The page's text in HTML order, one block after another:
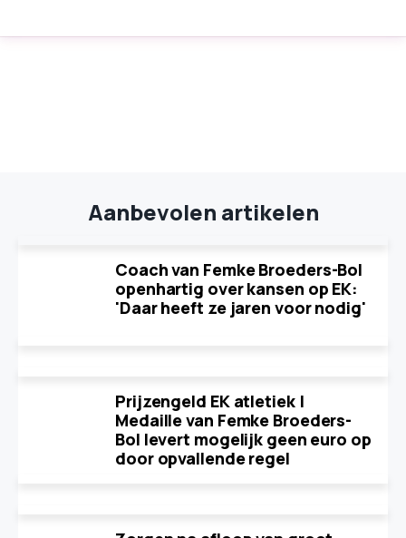
Aanbevolen artikelen
Coach van Femke Broeders-Bol
openhartig over kansen op EK:
'Daar heeft ze jaren voor nodig'
Prijzengeld EK atletiek |
Medaille van Femke Broeders-
Bol levert mogelijk geen euro op
door opvallende regel